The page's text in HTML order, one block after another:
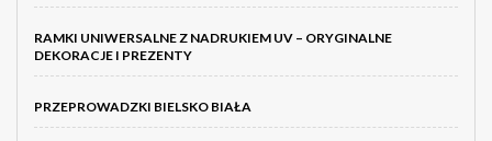
RAMKI UNIWERSALNE Z NADRUKIEM UV – ORYGINALNE
DEKORACJE I PREZENTY
PRZEPROWADZKI BIELSKO BIAŁA